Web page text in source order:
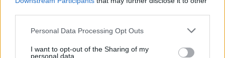
Please note that this website/app uses one or more Google
not limited to your visit or usage behaviour. You may click to
Personal Data Processing Opt Outs
I want to opt-out of the Sharing of my
personal data.
19. noviembre 2024 PorJesus Gallo |
selecciones en el parón internacional de noviembre, como Johnny